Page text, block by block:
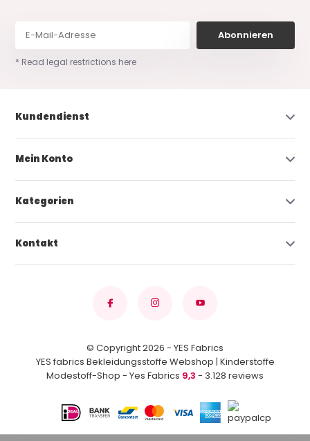
Abonnieren
* Read legal restrictions here
Kundendienst
Mein Konto
Kategorien
Kontakt
© Copyright 2026 - YES Fabrics
YES fabrics Bekleidungsstoffe Webshop | Kinderstoffe
Modestoff-Shop - Yes Fabrics 9,3 - 3.128 reviews